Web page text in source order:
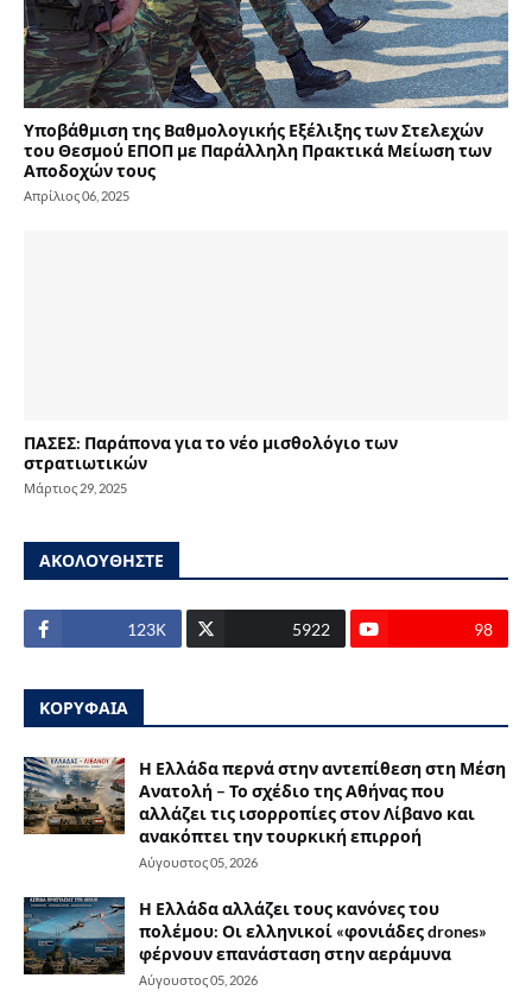
Υποβάθμιση της Βαθμολογικής Εξέλιξης των Στελεχών
του Θεσμού ΕΠΟΠ με Παράλληλη Πρακτικά Μείωση των
Αποδοχών τους
Απρίλιος 06, 2025
ΠΑΣΕΣ: Παράπονα για το νέο μισθολόγιο των
στρατιωτικών
Μάρτιος 29, 2025
ΑΚΟΛΟΥΘΗΣΤΕ
123Κ 5922 98
ΚΟΡΥΦΑΙΑ
Η Ελλάδα περνά στην αντεπίθεση στη Μέση
Ανατολή – Το σχέδιο της Αθήνας που
αλλάζει τις ισορροπίες στον Λίβανο και
ανακόπτει την τουρκική επιρροή
Αύγουστος 05, 2026
Η Ελλάδα αλλάζει τους κανόνες του
πολέμου: Οι ελληνικοί «φονιάδες drones»
φέρνουν επανάσταση στην αεράμυνα
Αύγουστος 05, 2026